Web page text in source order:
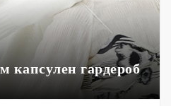
капсулен гардероб